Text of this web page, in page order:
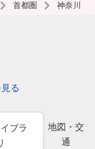
首都圏 神奈川
る
ブラ
地図・交
通